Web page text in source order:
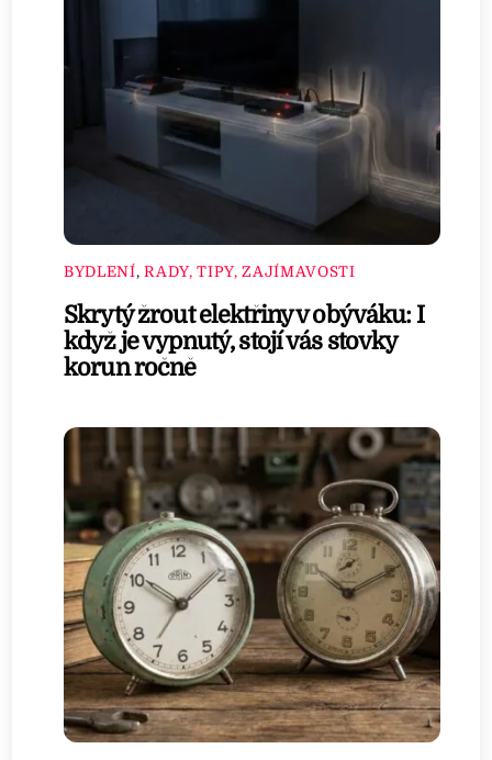
BYDLENÍ,RADY, TIPY, ZAJÍMAVOSTI
Skrytý žrout elektřiny v obýváku: I
když je vypnutý, stojí vás stovky
korun ročně